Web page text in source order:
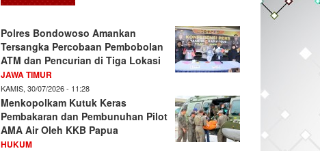
Polres Bondowoso Amankan
Tersangka Percobaan Pembobolan
ATM dan Pencurian di Tiga Lokasi
JAWA TIMUR
KAMIS, 30/07/2026 - 11:28
Menkopolkam Kutuk Keras
Pembakaran dan Pembunuhan Pilot
AMA Air Oleh KKB Papua
HUKUM